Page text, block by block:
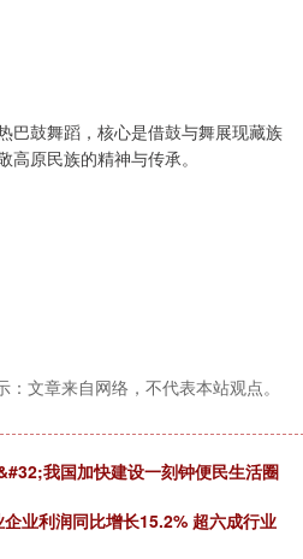
巴鼓舞蹈，核心是借鼓与舞展现藏族
原民族的精神与传承。
：文章来自网络，不代表本站观点。
我国加快建设一刻钟便民生活圈
业利润同比增长15.2% 超六成行业